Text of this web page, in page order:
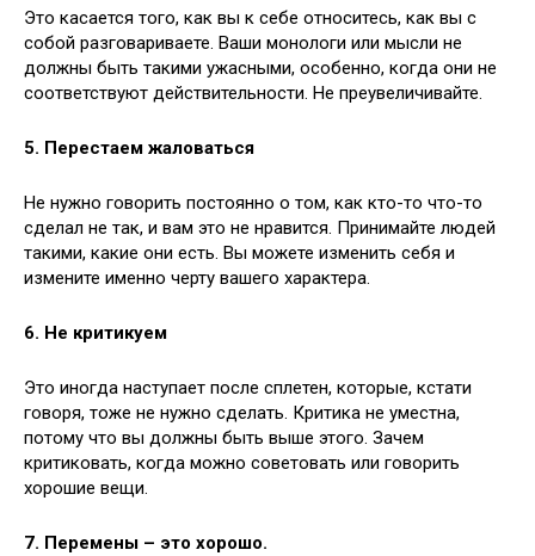
Это касается того, как вы к себе относитесь, как вы с
собой разговариваете. Ваши монологи или мысли не
должны быть такими ужасными, особенно, когда они не
соответствуют действительности. Не преувеличивайте.
5. Перестаем жаловаться
Не нужно говорить постоянно о том, как кто-то что-то
сделал не так, и вам это не нравится. Принимайте людей
такими, какие они есть. Вы можете изменить себя и
измените именно черту вашего характера.
6. Не критикуем
Это иногда наступает после сплетен, которые, кстати
говоря, тоже не нужно сделать. Критика не уместна,
потому что вы должны быть выше этого. Зачем
критиковать, когда можно советовать или говорить
хорошие вещи.
7. Перемены – это хорошо.